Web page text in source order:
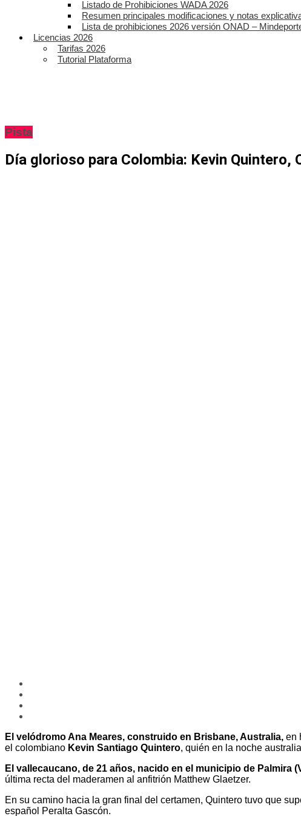
Listado de Prohibiciones WADA 2026
Resumen principales modificaciones y notas
Lista de prohibiciones 2026 versión ONAD –
Licencias 2026
Tarifas 2026
Tutorial Plataforma
Pista
Día glorioso para Colombia: Kevin Quintero,
El velódromo Ana Meares, construido en Brisbane, Australia, en
el colombiano Kevin Santiago Quintero, quién en la noche
El vallecaucano, de 21 años, nacido en el municipio de Palmira
última recta del maderamen al anfitrión Matthew Glaetzer.
En su camino hacia la gran final del certamen, Quintero tuvo que
español Peralta Gascón.